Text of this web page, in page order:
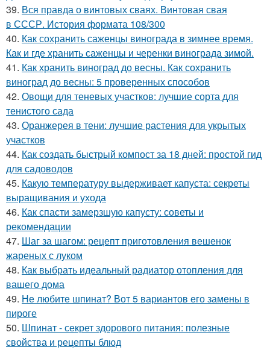
39. Вся правда о винтовых сваях. Винтовая свая
в СССР. История формата 108/300
40. Как сохранить саженцы винограда в зимнее время.
Как и где хранить саженцы и черенки винограда зимой.
41. Как хранить виноград до весны. Как сохранить
виноград до весны: 5 проверенных способов
42. Овощи для теневых участков: лучшие сорта для
тенистого сада
43. Оранжерея в тени: лучшие растения для укрытых
участков
44. Как создать быстрый компост за 18 дней: простой гид
для садоводов
45. Какую температуру выдерживает капуста: секреты
выращивания и ухода
46. Как спасти замерзшую капусту: советы и
рекомендации
47. Шаг за шагом: рецепт приготовления вешенок
жареных с луком
48. Как выбрать идеальный радиатор отопления для
вашего дома
49. Не любите шпинат? Вот 5 вариантов его замены в
пироге
50. Шпинат - секрет здорового питания: полезные
свойства и рецепты блюд